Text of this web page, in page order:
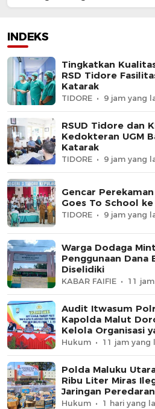
Kelola Organisasi yang
INDEKS
Tingkatkan
RSD Tidore
Katarak
TIDORE 9 jam yang
RSUD Tidore dan
Kedokteran UGM
Katarak
TIDORE 9 jam yang
Gencar
Goes To School
TIDORE 9 jam yang
Warga Dodaga
Penggunaan Dana
Diselidiki
KABAR FAIFIE 11
Audit Itwasum
Kapolda Malut
Kelola Organisasi
Hukum 11 jam yang
Polda Maluku
Ribu Liter Miras
Jaringan
Negara
Hukum 1 hari yang